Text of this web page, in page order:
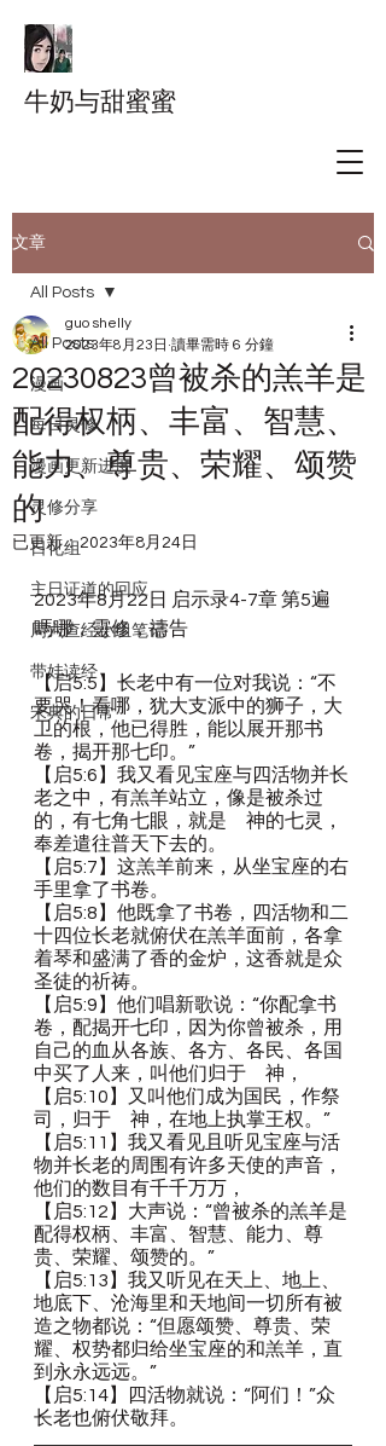
牛奶与甜蜜蜜
文章
All Posts
漫画
每日灵修
漫画更新进度
灵修分享
日化组
主日证道的回应
周六查经小组笔记
带娃读经
宋典的日常
All Posts
20230823曾被杀的羔羊是
配得权柄、丰富、智慧、
能力、尊贵、荣耀、颂赞
的
guo shelly
2023年8月23日 讀畢需時 6 分鐘
已更新：2023年8月24日
2023年8月22日 启示录4-7章 第5遍
嗎哪，靈修，禱告
【启5:5】长老中有一位对我说：“不
要哭！看哪，犹大支派中的狮子，大
卫的根，他已得胜，能以展开那书
卷，揭开那七印。”
【启5:6】我又看见宝座与四活物并长
老之中，有羔羊站立，像是被杀过
的，有七角七眼，就是　神的七灵，
奉差遣往普天下去的。
【启5:7】这羔羊前来，从坐宝座的右
手里拿了书卷。
【启5:8】他既拿了书卷，四活物和二
十四位长老就俯伏在羔羊面前，各拿
着琴和盛满了香的金炉，这香就是众
圣徒的祈祷。
【启5:9】他们唱新歌说：“你配拿书
卷，配揭开七印，因为你曾被杀，用
自己的血从各族、各方、各民、各国
中买了人来，叫他们归于　神，
【启5:10】又叫他们成为国民，作祭
司，归于　神，在地上执掌王权。”
【启5:11】我又看见且听见宝座与活
物并长老的周围有许多天使的声音，
他们的数目有千千万万，
【启5:12】大声说：“曾被杀的羔羊是
配得权柄、丰富、智慧、能力、尊
贵、荣耀、颂赞的。”
【启5:13】我又听见在天上、地上、
地底下、沧海里和天地间一切所有被
造之物都说：“但愿颂赞、尊贵、荣
耀、权势都归给坐宝座的和羔羊，直
到永永远远。”
【启5:14】四活物就说：“阿们！”众
长老也俯伏敬拜。